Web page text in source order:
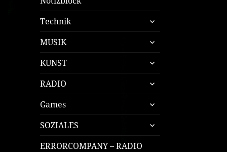
Technik
untermenü
öffnen
MUSIK
untermenü
öffnen
KUNST
untermenü
öffnen
RADIO
untermenü
öffnen
Games
untermenü
öffnen
SOZIALES
untermenü
öffnen
ERRORCOMPANY – RADIO